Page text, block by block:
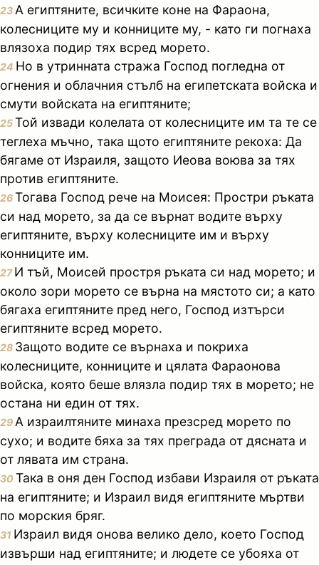
23 А египтяните, всичките коне на Фараона,
колесниците му и конниците му, - като ги погнаха
влязоха подир тях всред морето.
24 Но в утринната стража Господ погледна от
огнения и облачния стълб на египетската войска и
смути войската на египтяните;
25Той извади колелата от колесниците им та те се
теглеха мъчно, така щото египтяните рекоха: Да
бягаме от Израиля, защото Иеова воюва за тях
против египтяните.
26Тогава Господ рече на Моисея: Простри ръката
си над морето, за да се върнат водите върху
египтяните, върху колесниците им и върху
конниците им.
27И тъй, Моисей простря ръката си над морето; и
около зори морето се върна на мястото си; а като
бягаха египтяните пред него, Господ изтърси
египтяните всред морето.
28 Защото водите се върнаха и покриха
колесниците, конниците и цялата Фараонова
войска, която беше влязла подир тях в морето; не
остана ни един от тях.
29 А израилтяните минаха презсред морето по
сухо; и водите бяха за тях преграда от дясната и
от лявата им страна.
30Така в оня ден Господ избави Израиля от ръката
на египтяните; и Израил видя египтяните мъртви
по морския бряг.
31 Израил видя онова велико дело, което Господ
извърши над египтяните; и людете се убояха от